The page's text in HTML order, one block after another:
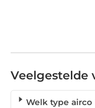
Veelgestelde
Welk type